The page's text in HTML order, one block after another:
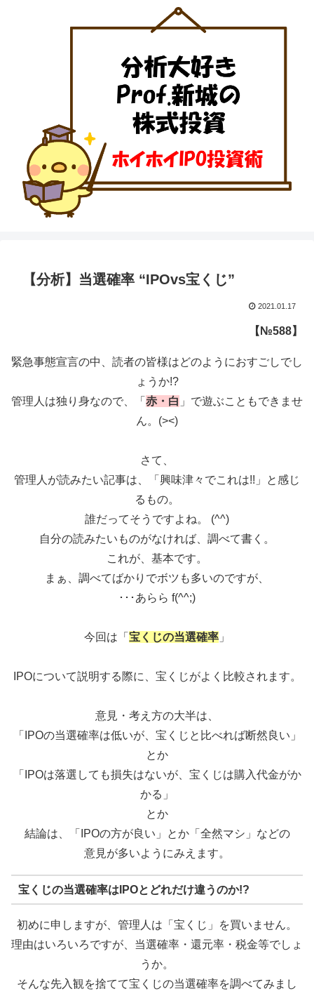
【分析】当選確率 “IPOvs宝くじ”
2021.01.17
【№588】
緊急事態宣言の中、読者の皆様はどのようにおすごしでし
ょうか!?
管理人は独り身なので、「 赤・白 」で遊ぶこともできませ
ん。(><)
さて、
管理人が読みたい記事は、「興味津々でこれは!!」と感じ
るもの。
誰だってそうですよね。 (^^)
自分の読みたいものがなければ、調べて書く。
これが、基本です。
まぁ、調べてばかりでボツも多いのですが、
･･･あらら f(^^;)
今回は「 宝くじの当選確率 」
IPOについて説明する際に、宝くじがよく比較されます。
意見・考え方の大半は、
「IPOの当選確率は低いが、宝くじと比べれば断然良い」
とか
「IPOは落選しても損失はないが、宝くじは購入代金がか
かる」
とか
結論は、「IPOの方が良い」とか「全然マシ」などの
意見が多いようにみえます。
宝くじの当選確率はIPOとどれだけ違うのか!?
初めに申しますが、管理人は「宝くじ」を買いません。
理由はいろいろですが、当選確率・還元率・税金等でしょ
うか。
そんな先入観を捨てて宝くじの当選確率を調べてみまし